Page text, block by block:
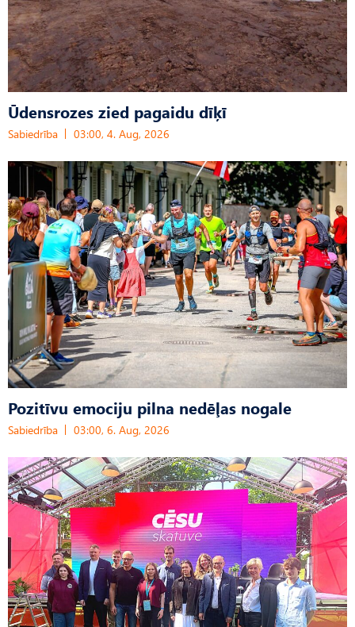
Ūdensrozes zied pagaidu dīķī
Sabiedrība 03:00, 4. Aug, 2026
Pozitīvu emociju pilna nedēļas nogale
Sabiedrība 03:00, 6. Aug, 2026